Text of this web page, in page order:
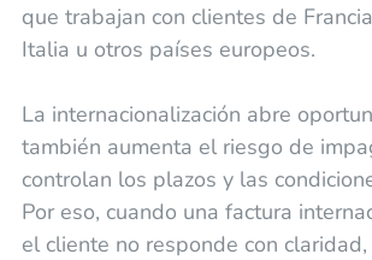
que trabajan con clientes de
Italia u otros países europeos.
La internacionalización abre
también aumenta el riesgo de
controlan los plazos y las
Por eso, cuando una factura
el cliente no responde con claridad,